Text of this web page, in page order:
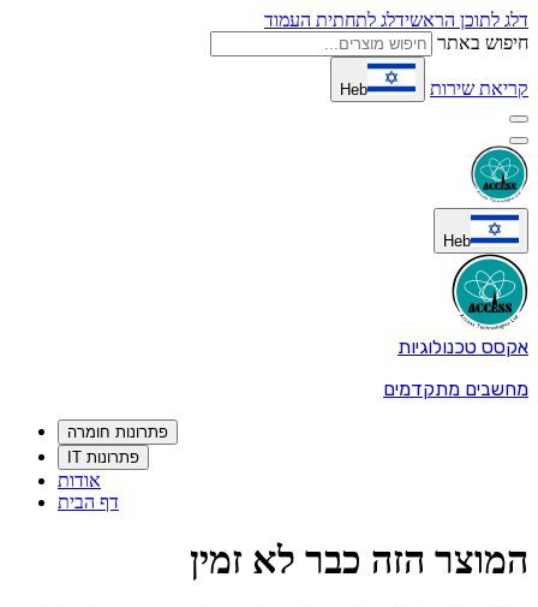
דלג לתוכן הראשידלג לתחתית העמוד
חיפוש באתר
קריאת שירות Heb
Heb
אקסס טכנולוגיות
מחשבים מתקדמים
פתרונות חומרה
פתרונות IT
אודות
דף הבית
המוצר הזה כבר לא זמין